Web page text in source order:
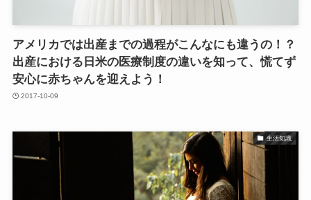
アメリカでは出産までの過程がこんなにも違うの！？
出産における日米の医療制度の違いを知って、慌てず
安心に赤ちゃんを迎えよう！
2017-10-09
生活知識